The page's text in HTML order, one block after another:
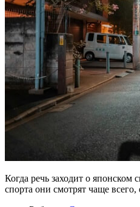
Когда речь заходит о японском
спорта они смотрят чаще